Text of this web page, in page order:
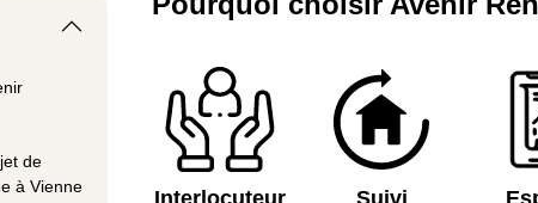
de
à Vienne
Interlocuteur
Suivi